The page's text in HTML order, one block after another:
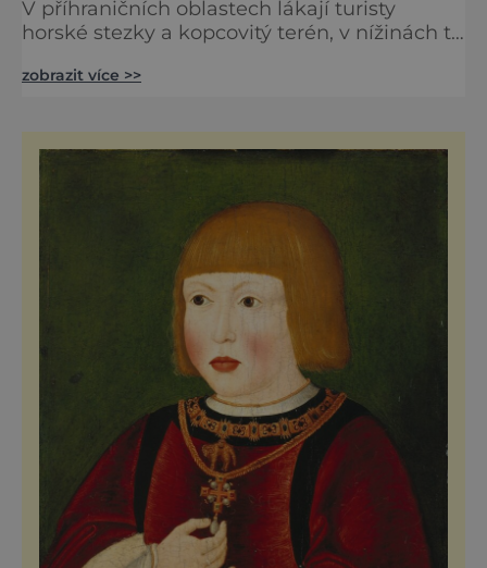
V příhraničních oblastech lákají turisty
horské stezky a kopcovitý terén, v nížinách to
známých umělců a rovinaté cesty lemované
dávají přednost klidnějším prohlídkám měst
a památek. Můžete si vyšlápnout na kole
některý ze známých vr
zobrazit více >>